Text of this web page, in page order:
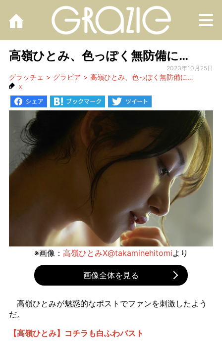
高嶺ひとみ、色っぽく無防備に…
2023年10月25日
グラッチェ グラビア 高嶺ひとみ、色っぽく無防備に…
x
※画像： 高嶺ひとみX@takaminehitomiより
画像全体を見る
高嶺ひとみが魅惑的なポストでファンを刺激したよう
だ。
【高嶺ひとみ】コチラも白ふわバスト